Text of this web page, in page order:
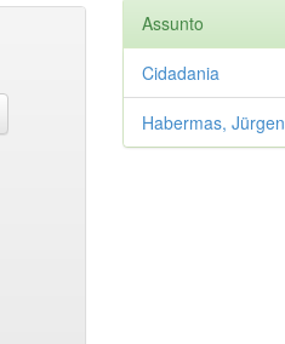
Assunto
Cidadania
Habermas, Jürgen